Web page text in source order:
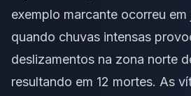
exemplo marcante ocorreu
quando chuvas intensas
deslizamentos na zona norte
resultando em 12 mortes. As